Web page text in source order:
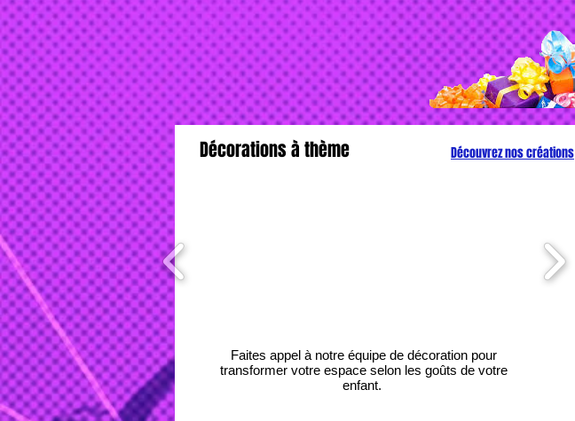
Décorations à thème Découvrez nos créations
Faites appel à notre équipe de décoration pour
transformer votre espace selon les goûts de votre
enfant.